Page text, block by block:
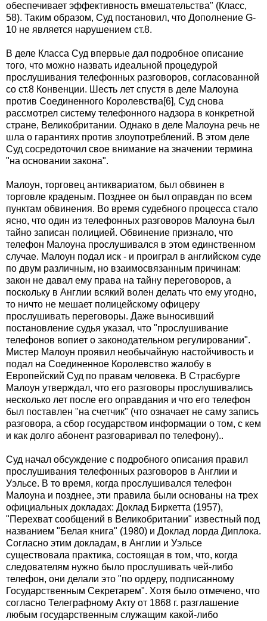
обеспечивает эффективность вмешательства" (Класс,
58). Таким образом, Суд постановил, что Дополнение G-
10 не является нарушением ст.8.
В деле Класса Суд впервые дал подробное описание
того, что можно назвать идеальной процедурой
прослушивания телефонных разговоров, согласованной
со ст.8 Конвенции. Шесть лет спустя в деле Малоуна
против Соединенного Королевства[6], Суд снова
рассмотрел систему телефонного надзора в конкретной
стране, Великобритании. Однако в деле Малоуна речь не
шла о гарантиях против злоупотреблений. В этом деле
Суд сосредоточил свое внимание на значении термина
"на основании закона".
Малоун, торговец антиквариатом, был обвинен в
торговле краденым. Позднее он был оправдан по всем
пунктам обвинения. Во время судебного процесса стало
ясно, что один из телефонных разговоров Малоуна был
тайно записан полицией. Обвинение признало, что
телефон Малоуна прослушивался в этом единственном
случае. Малоун подал иск - и проиграл в английском суде
по двум различным, но взаимосвязанным причинам:
закон не давал ему права на тайну переговоров, а
поскольку в Англии всякий волен делать что ему угодно,
то ничто не мешает полицейскому офицеру
прослушивать переговоры. Даже выносивший
постановление судья указал, что "прослушивание
телефонов вопиет о законодательном регулировании".
Мистер Малоун проявил необычайную настойчивость и
подал на Соединенное Королевство жалобу в
Европейский Суд по правам человека. В Страсбурге
Малоун утверждал, что его разговоры прослушивались
несколько лет после его оправдания и что его телефон
был поставлен "на счетчик" (что означает не саму запись
разговора, а сбор государством информации о том, с кем
и как долго абонент разговаривал по телефону)..
Суд начал обсуждение с подробного описания правил
прослушивания телефонных разговоров в Англии и
Уэльсе. В то время, когда прослушивался телефон
Малоуна и позднее, эти правила были основаны на трех
официальных докладах: Доклад Биркетта (1957),
"Перехват сообщений в Великобритании" известный под
названием "Белая книга" (1980) и Доклад лорда Диплока.
Согласно этим докладам, в Англии и Уэльсе
существовала практика, состоящая в том, что, когда
следователям нужно было прослушивать чей-либо
телефон, они делали это "по ордеру, подписанному
Государственным Секретарем". Хотя было отмечено, что
согласно Телеграфному Акту от 1868 г. разглашение
любым государственным служащим какой-либо